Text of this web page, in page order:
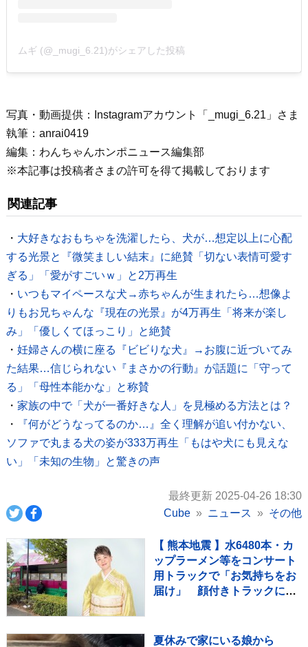
ムギ (@_mugi_6.21)がシェアした投稿
写真・動画提供：Instagramアカウント「_mugi_6.21」さま
執筆：anrai0419
編集：わんちゃんホンポニュース編集部
※本記事は投稿者さまの許可を得て掲載しております
関連記事
・ 大好きなおもちゃを洗濯したら、犬が…想定以上に心配
する光景と『微笑ましい結末』に絶賛「切ない表情可愛す
ぎる」「愛がすごいｗ」と2万再生
・ いつもマイペースな犬→赤ちゃんが生まれたら…想像よ
りもお兄ちゃんな『現在の光景』が4万再生「将来が楽し
み」「優しくてほっこり」と絶賛
・ 妊婦さんの横に座る『ビビりな犬』→お腹に近づいてみ
た結果…信じられない『まさかの行動』が話題に「守って
る」「母性本能かな」と称賛
・ 家族の中で「犬が一番好きな人」を見極める方法とは？
・
『何がどうなってるのか…』全く理解が追い付かない、
ソファで丸まる犬の姿が333万再生「もはや犬にも見えな
い」「未知の生物」と驚きの声
最終更新 2025-04-26 18:30
Cube
ニュース その他
【 熊本地震 】水6480本・カ
ップラーメン等をコンサート
用トラックで「お気持ちをお
届け」 顔付きトラックにた
夏休みで家にいる娘から